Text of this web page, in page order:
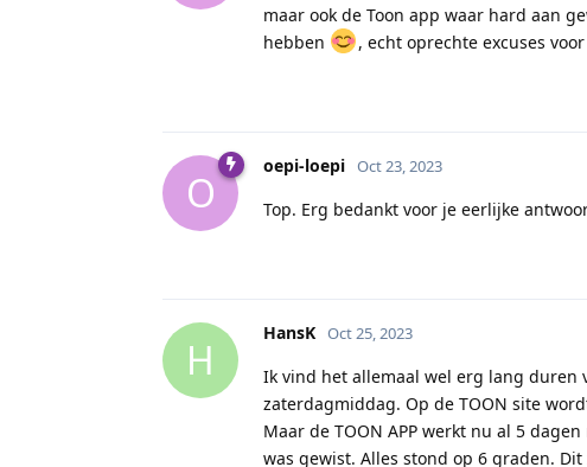
maar ook de Toon app waar hard aan
hebben
, echt oprechte excuses
O
oepi-loepi Oct 23, 2023
Top. Erg bedankt voor je eerlijke
H
HansK Oct 25, 2023
Ik vind het allemaal wel erg lang duren
zaterdagmiddag. Op de TOON site
Maar de TOON APP werkt nu al 5
was gewist. Alles stond op 6 graden.